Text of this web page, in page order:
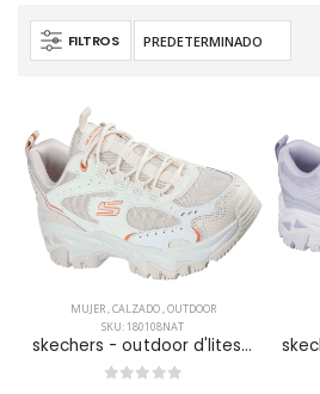
FILTROS
MUJER,CALZADO,OUTDOOR
SKU: 180108NAT
skechers - outdoor d'lites hiker para mujer